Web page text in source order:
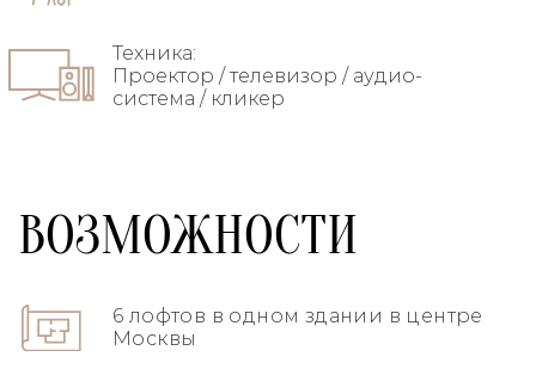
Техника:
Проектор / телевизор / аудио-
система / кликер
ВОЗМОЖНОСТИ
6 лофтов в одном здании в центре
Москвы